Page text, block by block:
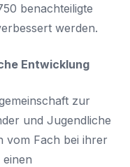
benachteiligte
werden.
Entwicklung
zur
und Jugendliche
vom Fach bei ihrer